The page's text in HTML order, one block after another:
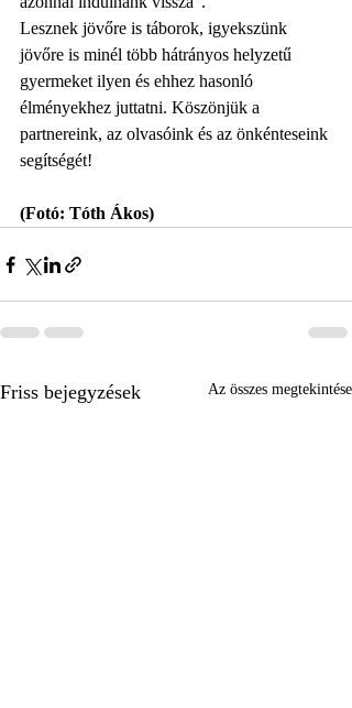
Lesznek jövőre is táborok, igyekszünk
jövőre is minél több hátrányos helyzetű
gyermeket ilyen és ehhez hasonló
élményekhez juttatni. Köszönjük a
partnereink, az olvasóink és az önkénteseink
segítségét!
(Fotó: Tóth Ákos)
Friss bejegyzések Az összes megtekintése